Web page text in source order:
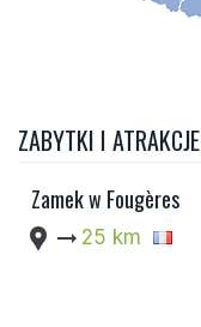
ZABYTKI I
Zamek w Fougères
location_pin arrow_right_alt 25 km